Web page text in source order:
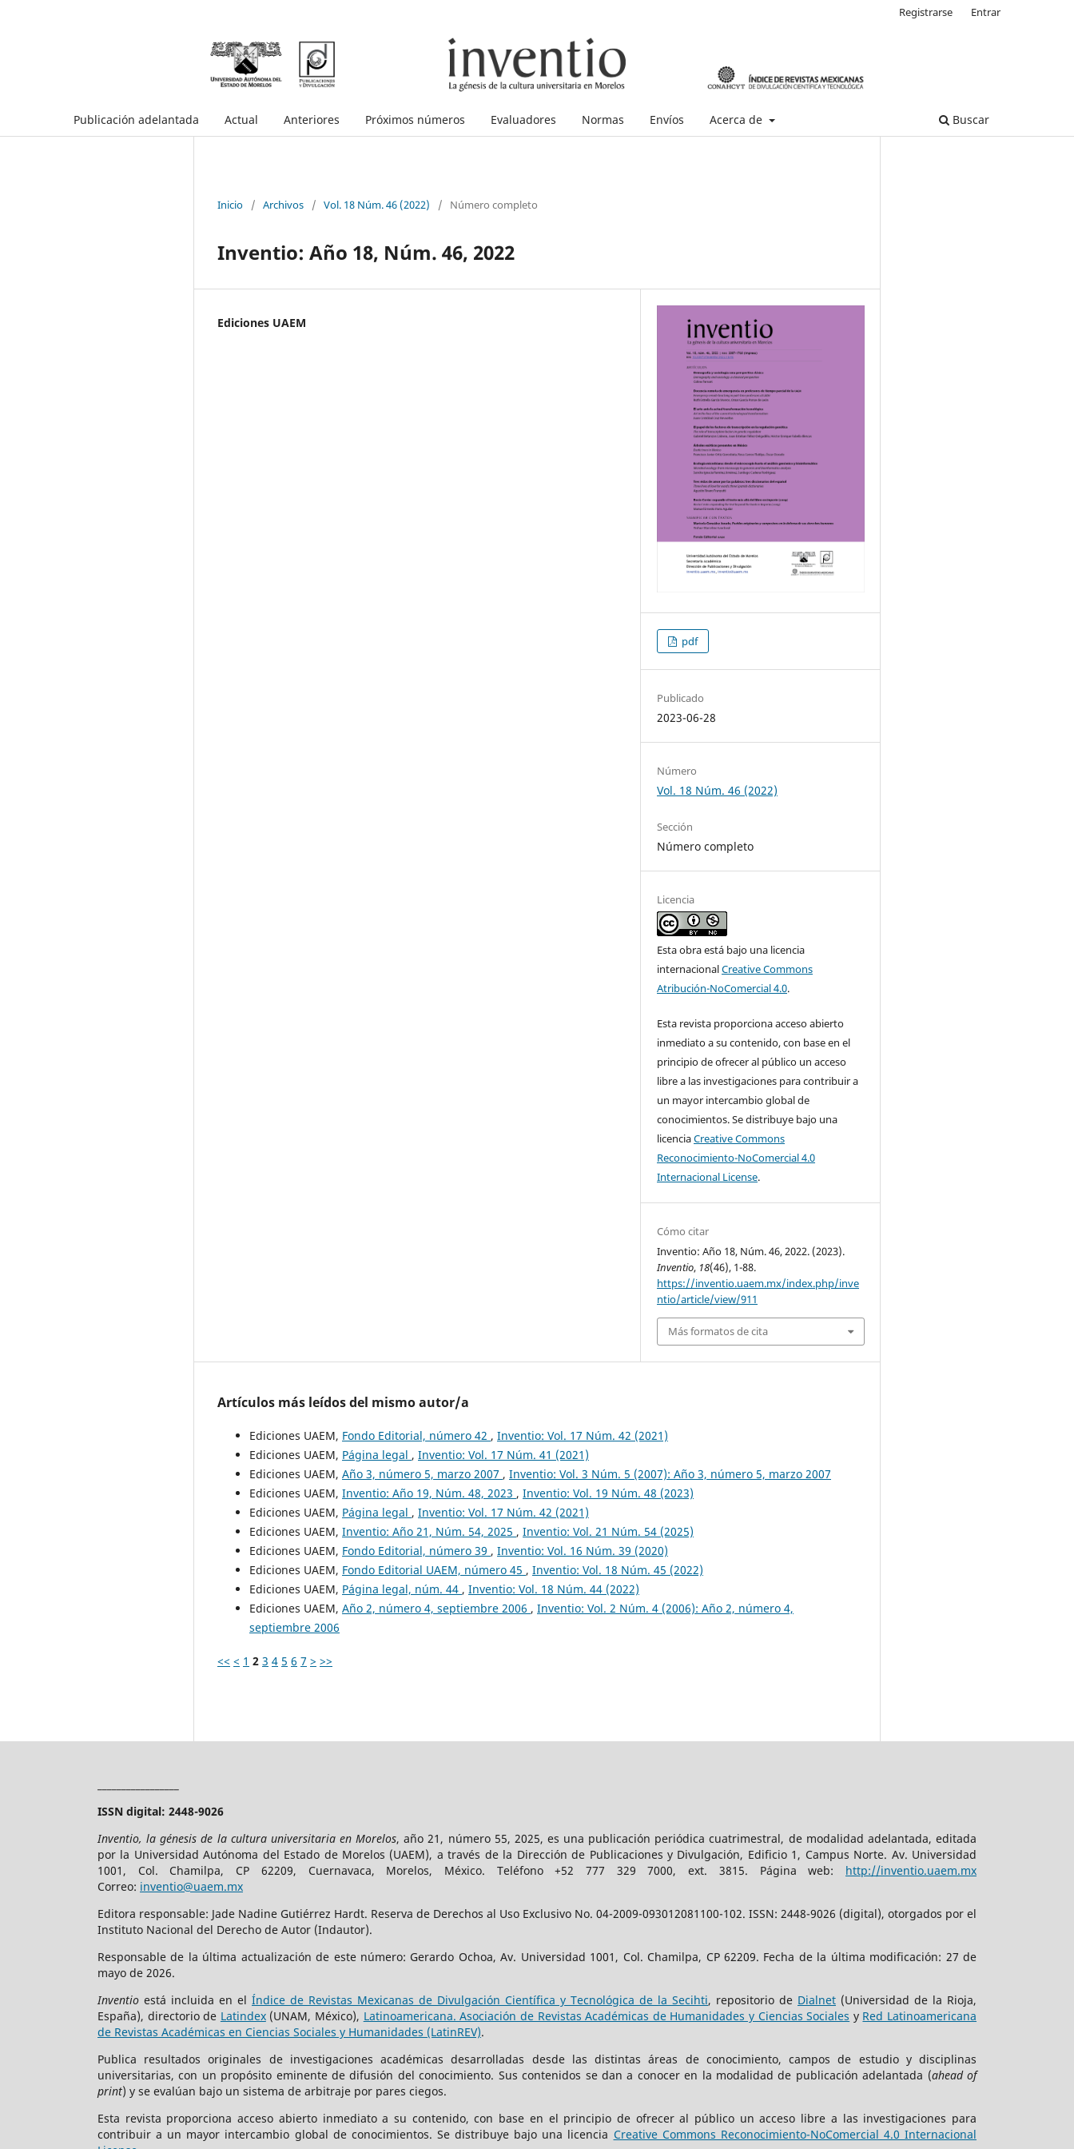
Publicación adelantada Actual Anteriores Próximos números Evaluadores Normas Envíos Acerca de Buscar
Registrarse Entrar
Inicio / Archivos / Vol. 18 Núm. 46 (2022) / Número completo
Inventio: Año 18, Núm. 46, 2022
Ediciones UAEM
pdf
Publicado
2023-06-28
Número
Vol. 18 Núm. 46 (2022)
Sección
Número completo
Licencia
Esta obra está bajo una licencia
internacionalCreative Commons
Atribución-NoComercial 4.0.
Esta revista proporciona acceso abierto
inmediato a su contenido, con base en el
principio de ofrecer al público un acceso
libre a las investigaciones para contribuir a
un mayor intercambio global de
conocimientos. Se distribuye bajo una
licenciaCreative Commons
Reconocimiento-NoComercial 4.0
Internacional License.
Cómo citar
Inventio: Año 18, Núm. 46, 2022. (2023).
Inventio, 18(46), 1-88.
https://inventio.uaem.mx/index.php/inve
ntio/article/view/911
Más formatos de cita
Artículos más leídos del mismo autor/a
Ediciones UAEM, Fondo Editorial, número 42 , Inventio: Vol. 17 Núm. 42 (2021)
Ediciones UAEM, Página legal , Inventio: Vol. 17 Núm. 41 (2021)
Ediciones UAEM, Año 3, número 5, marzo 2007 , Inventio: Vol. 3 Núm. 5 (2007): Año 3, número 5, marzo 2007
Ediciones UAEM, Inventio: Año 19, Núm. 48, 2023 , Inventio: Vol. 19 Núm. 48 (2023)
Ediciones UAEM, Página legal , Inventio: Vol. 17 Núm. 42 (2021)
Ediciones UAEM, Inventio: Año 21, Núm. 54, 2025 , Inventio: Vol. 21 Núm. 54 (2025)
Ediciones UAEM, Fondo Editorial, número 39 , Inventio: Vol. 16 Núm. 39 (2020)
Ediciones UAEM, Fondo Editorial UAEM, número 45 , Inventio: Vol. 18 Núm. 45 (2022)
Ediciones UAEM, Página legal, núm. 44 , Inventio: Vol. 18 Núm. 44 (2022)
Ediciones UAEM, Año 2, número 4, septiembre 2006 , Inventio: Vol. 2 Núm. 4 (2006): Año 2, número 4,
septiembre 2006
<< < 1 2 3 4 5 6 7 > >>
ISSN digital: 2448-9026
Inventio, la génesis de la cultura universitaria en Morelos, año 21, número 55, 2025, es una publicación periódica cuatrimestral, de modalidad adelantada, editada
por la Universidad Autónoma del Estado de Morelos (UAEM), a través de la Dirección de Publicaciones y Divulgación, Edificio 1, Campus Norte. Av. Universidad
1001, Col. Chamilpa, CP 62209, Cuernavaca, Morelos, México. Teléfono +52 777 329 7000, ext. 3815. Página web: http://inventio.uaem.mx
Correo: inventio@uaem.mx
Editora responsable: Jade Nadine Gutiérrez Hardt. Reserva de Derechos al Uso Exclusivo No. 04-2009-093012081100-102. ISSN: 2448-9026 (digital), otorgados por el
Instituto Nacional del Derecho de Autor (Indautor).
Responsable de la última actualización de este número: Gerardo Ochoa, Av. Universidad 1001, Col. Chamilpa, CP 62209. Fecha de la última modificación: 27 de
mayo de 2026.
Inventio está incluida en el Índice de Revistas Mexicanas de Divulgación Científica y Tecnológica de la Secihti, repositorio de Dialnet (Universidad de la Rioja,
España), directorio de Latindex(UNAM, México), Latinoamericana. Asociación de Revistas Académicas de Humanidades y Ciencias Sociales y Red Latinoamericana
de Revistas Académicas en Ciencias Sociales y Humanidades (LatinREV).
Publica resultados originales de investigaciones académicas desarrolladas desde las distintas áreas de conocimiento, campos de estudio y disciplinas
universitarias, con un propósito eminente de difusión del conocimiento. Sus contenidos se dan a conocer en la modalidad de publicación adelantada (ahead of
print) y se evalúan bajo un sistema de arbitraje por pares ciegos.
Esta revista proporciona acceso abierto inmediato a su contenido, con base en el principio de ofrecer al público un acceso libre a las investigaciones para
contribuir a un mayor intercambio global de conocimientos. Se distribuye bajo una licencia Creative Commons Reconocimiento-NoComercial 4.0 Internacional